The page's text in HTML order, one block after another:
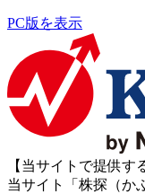
PC版を表示
【当サイトで提供す
当サイト「株探（か